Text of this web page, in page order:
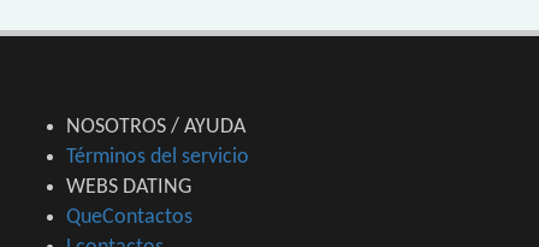
NOSOTROS / AYUDA
Términos del servicio
WEBS DATING
QueContactos